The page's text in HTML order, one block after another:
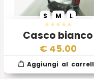
Casco bianco
Antisommossa
Polizia Inglese
Romer
S M L
€ 45.00